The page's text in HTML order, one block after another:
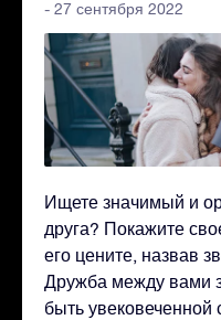
- 27 сентября 2022
Ищете значимый и
друга? Покажите
его цените, назвав
Дружба между вами
быть